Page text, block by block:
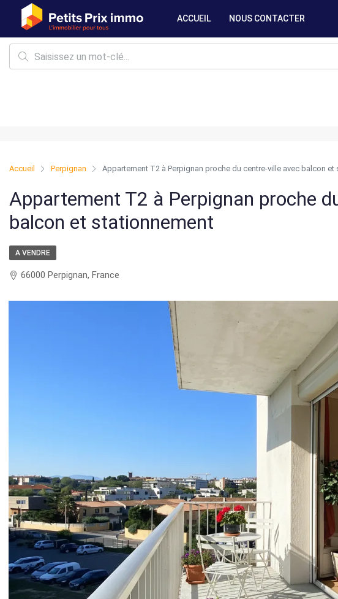
ACCUEIL NOUS CONTACTER
Accueil Perpignan Appartement T2 à Perpignan proche du centre-ville avec balcon et
Appartement T2 à Perpignan proche
balcon et stationnement
A VENDRE
66000 Perpignan, France